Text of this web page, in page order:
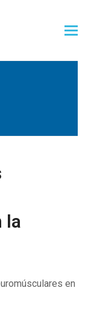
la
en